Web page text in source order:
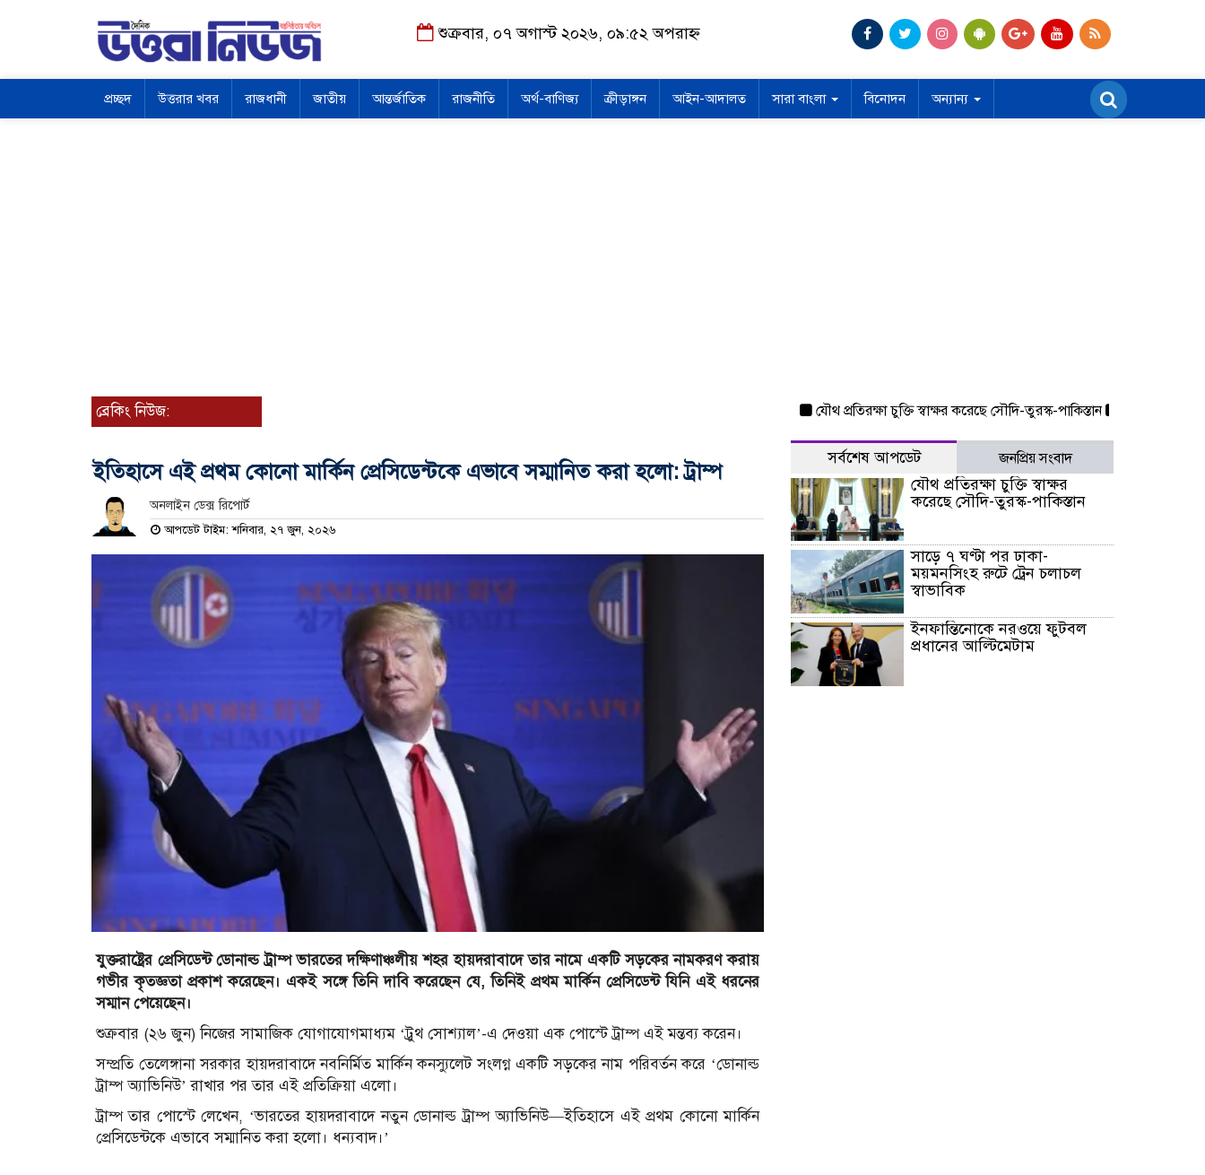
শুক্রবার, ০৭ অগাস্ট ২০২৬, ০৯:৫২ অপরাহ্ন
প্রচ্ছদ উত্তরার খবর রাজধানী জাতীয় আন্তর্জাতিক রাজনীতি অর্থ-বাণিজ্য ক্রীড়াঙ্গন আইন-আদালত সারা বাংলা বিনোদন অন্যান্য
ব্রেকিং নিউজ: যৌথ প্রতিরক্ষা চুক্তি স্বাক্ষর করেছে সৌদি-তুরস্ক-পাকিস্তান সাড়ে ৭ ঘণ্টা পর
ইতিহাসে এই প্রথম কোনো মার্কিন প্রেসিডেন্টকে এভাবে সম্মানিত করা হলো: ট্রাম্প
অনলাইন ডেক্স রিপোর্ট
আপডেট টাইম: শনিবার, ২৭ জুন, ২০২৬
যুক্তরাষ্ট্রের প্রেসিডেন্ট ডোনাল্ড ট্রাম্প ভারতের দক্ষিণাঞ্চলীয় শহর হায়দরাবাদে তার নামে একটি সড়কের নামকরণ করায়
গভীর কৃতজ্ঞতা প্রকাশ করেছেন। একই সঙ্গে তিনি দাবি করেছেন যে, তিনিই প্রথম মার্কিন প্রেসিডেন্ট যিনি এই ধরনের
সম্মান পেয়েছেন।
শুক্রবার (২৬ জুন) নিজের সামাজিক যোগাযোগমাধ্যম ‘ট্রুথ সোশ্যাল’-এ দেওয়া এক পোস্টে ট্রাম্প এই মন্তব্য করেন।
সম্প্রতি তেলেঙ্গানা সরকার হায়দরাবাদে নবনির্মিত মার্কিন কনস্যুলেট সংলগ্ন একটি সড়কের নাম পরিবর্তন করে ‘ডোনাল্ড
ট্রাম্প অ্যাভিনিউ’ রাখার পর তার এই প্রতিক্রিয়া এলো।
ট্রাম্প তার পোস্টে লেখেন, ‘ভারতের হায়দরাবাদে নতুন ডোনাল্ড ট্রাম্প অ্যাভিনিউ—ইতিহাসে এই প্রথম কোনো মার্কিন
প্রেসিডেন্টকে এভাবে সম্মানিত করা হলো। ধন্যবাদ।’
সর্বশেষ আপডেট জনপ্রিয় সংবাদ
যৌথ প্রতিরক্ষা চুক্তি স্বাক্ষর
করেছে সৌদি-তুরস্ক-পাকিস্তান
সাড়ে ৭ ঘণ্টা পর ঢাকা-
ময়মনসিংহ রুটে ট্রেন চলাচল
স্বাভাবিক
ইনফান্তিনোকে নরওয়ে ফুটবল
প্রধানের আল্টিমেটাম